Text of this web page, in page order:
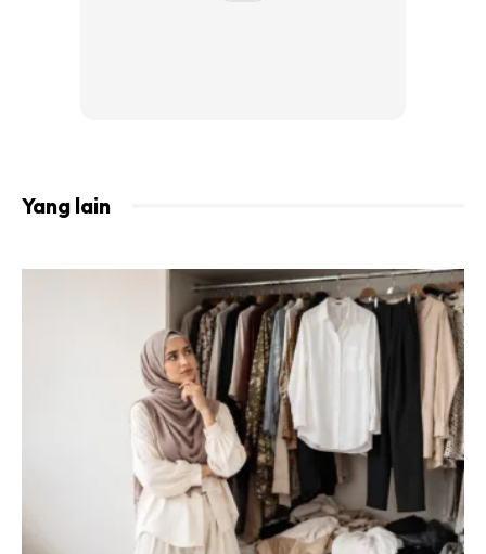
..kita Diam Jeee.. Kalau Kita Balass Kita Pun
Giler Mcm Mereka Sbb Kita Bzz X Ada Masa
Nak Layannn.. Soo Better Diam.. Ahahah Itu
Jawapan Saya Yg Ditanya Oleh Wartawan
Tadi.. Korang Sokong Tak??
A Post Shared ByOhabangkosmetik (@aliffsyukriterlajaklaris) On
PERNAH JUAL BAJU TAPI KECUNDANG
Dato Sri Aliff ditemui di majlis pelancaran koleksi terbaru
Yang lain